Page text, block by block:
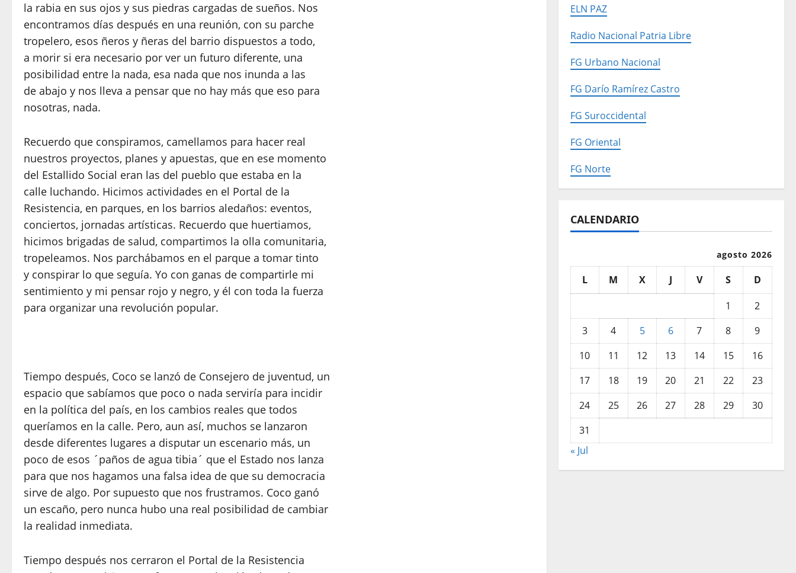
la rabia en sus ojos y sus piedras cargadas de sueños. Nos
encontramos días después en una reunión, con su parche
tropelero, esos ñeros y ñeras del barrio dispuestos a todo,
a morir si era necesario por ver un futuro diferente, una
posibilidad entre la nada, esa nada que nos inunda a las
de abajo y nos lleva a pensar que no hay más que eso para
nosotras, nada.
Recuerdo que conspiramos, camellamos para hacer real
nuestros proyectos, planes y apuestas, que en ese momento
del Estallido Social eran las del pueblo que estaba en la
calle luchando. Hicimos actividades en el Portal de la
Resistencia, en parques, en los barrios aledaños: eventos,
conciertos, jornadas artísticas. Recuerdo que huertiamos,
hicimos brigadas de salud, compartimos la olla comunitaria,
tropeleamos. Nos parchábamos en el parque a tomar tinto
y conspirar lo que seguía. Yo con ganas de compartirle mi
sentimiento y mi pensar rojo y negro, y él con toda la fuerza
para organizar una revolución popular.
Tiempo después, Coco se lanzó de Consejero de juventud, un
espacio que sabíamos que poco o nada serviría para incidir
en la política del país, en los cambios reales que todos
queríamos en la calle. Pero, aun así, muchos se lanzaron
desde diferentes lugares a disputar un escenario más, un
poco de esos ´paños de agua tibia´ que el Estado nos lanza
para que nos hagamos una falsa idea de que su democracia
sirve de algo. Por supuesto que nos frustramos. Coco ganó
un escaño, pero nunca hubo una real posibilidad de cambiar
la realidad inmediata.
Tiempo después nos cerraron el Portal de la Resistencia
ELN PAZ
Radio Nacional Patria Libre
FG Urbano Nacional
FG Darío Ramírez Castro
FG Suroccidental
FG Oriental
FG Norte
CALENDARIO
agosto 2026
L M X J V S
D
1
2
3
4 5 6 7 8
9
10
11 12 13 14 15
16
17
18 19 20 21 22
23
24
25 26 27 28 29
30
31
« Jul